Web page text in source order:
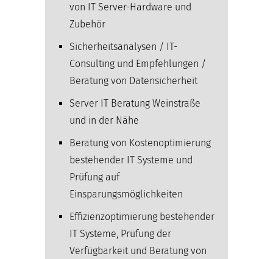
von IT Server-Hardware und
Zubehör
Sicherheitsanalysen / IT-
Consulting und Empfehlungen /
Beratung von Datensicherheit
Server IT Beratung Weinstraße
und in der Nähe
Beratung von Kostenoptimierung
bestehender IT Systeme und
Prüfung auf
Einsparungsmöglichkeiten
Effizienzoptimierung bestehender
IT Systeme, Prüfung der
Verfügbarkeit und Beratung von